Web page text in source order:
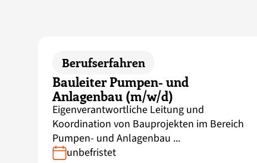
Berufserfahren
Bauleiter Pumpen- und
Anlagenbau (m/w/d)
Eigenverantwortliche Leitung und
Koordination von Bauprojekten im Bereich
Pumpen- und Anlagenbau ...
unbefristet